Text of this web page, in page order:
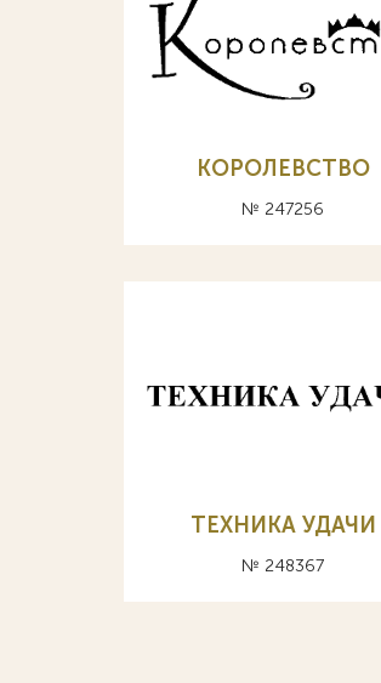
КОРОЛЕВСТВО
№ 247256
ТЕХНИКА УДАЧИ
№ 248367